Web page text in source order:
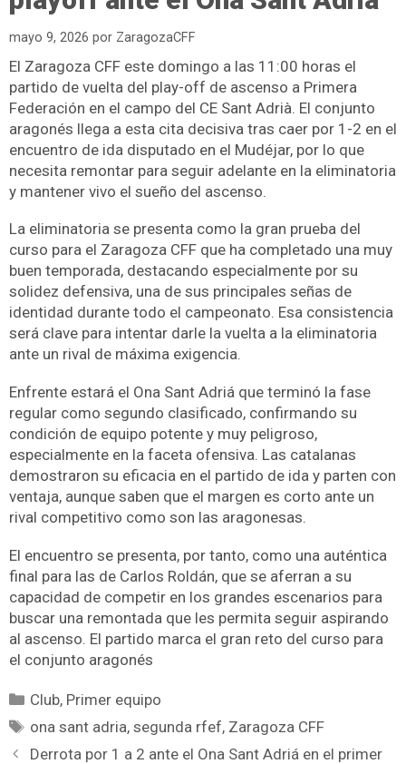
mayo 9, 2026 por ZaragozaCFF
El Zaragoza CFF este domingo a las 11:00 horas el
partido de vuelta del play-off de ascenso a Primera
Federación en el campo del CE Sant Adrià. El conjunto
aragonés llega a esta cita decisiva tras caer por 1-2 en el
encuentro de ida disputado en el Mudéjar, por lo que
necesita remontar para seguir adelante en la eliminatoria
y mantener vivo el sueño del ascenso.
La eliminatoria se presenta como la gran prueba del
curso para el Zaragoza CFF que ha completado una muy
buen temporada, destacando especialmente por su
solidez defensiva, una de sus principales señas de
identidad durante todo el campeonato. Esa consistencia
será clave para intentar darle la vuelta a la eliminatoria
ante un rival de máxima exigencia.
Enfrente estará el Ona Sant Adriá que terminó la fase
regular como segundo clasificado, confirmando su
condición de equipo potente y muy peligroso,
especialmente en la faceta ofensiva. Las catalanas
demostraron su eficacia en el partido de ida y parten con
ventaja, aunque saben que el margen es corto ante un
rival competitivo como son las aragonesas.
El encuentro se presenta, por tanto, como una auténtica
final para las de Carlos Roldán, que se aferran a su
capacidad de competir en los grandes escenarios para
buscar una remontada que les permita seguir aspirando
al ascenso. El partido marca el gran reto del curso para
el conjunto aragonés
Club, Primer equipo
ona sant adria,segunda rfef, Zaragoza CFF
Derrota por 1 a 2 ante el Ona Sant Adriá en el primer